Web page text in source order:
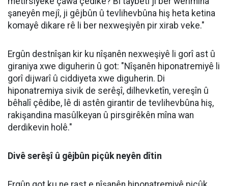
Sitemize destek olmak için
Haberler
'de takip edin ✰işaretine
basmayı unutmayın
Dr. Mûhemmed Emîn Ergûn, Mütaxassisê Nexweşiyên
Daxilî yê Nexweşxaneya Lêkolîn û Perwerdehiyê ya
germ ên havînê de û da zanîn ku çiqas ku vexwarina